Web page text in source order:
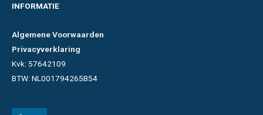
INFORMATIE
Algemene Voorwaarden
Privacyverklaring
Kvk: 57642109
BTW: NL001794265B54